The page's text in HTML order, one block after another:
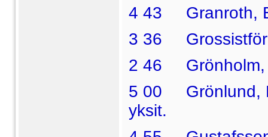
4 43 Granroth,
3 36
2 46 Grönholm,
5 00 Grönlund,
yksit.